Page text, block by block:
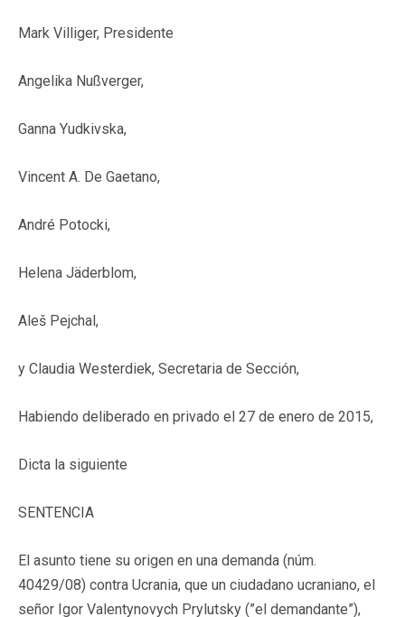
Mark Villiger, Presidente
Angelika Nußverger,
Ganna Yudkivska,
Vincent A. De Gaetano,
André Potocki,
Helena Jäderblom,
Aleš Pejchal,
y Claudia Westerdiek, Secretaria de Sección,
Habiendo deliberado en privado el 27 de enero de 2015,
Dicta la siguiente
SENTENCIA
El asunto tiene su origen en una demanda (núm.
40429/08) contra Ucrania, que un ciudadano ucraniano, el
señor Igor Valentynovych Prylutsky (”el demandante”),